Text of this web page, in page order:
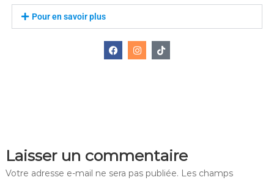
Pour en savoir plus
Laisser un commentaire
Votre adresse e-mail ne sera pas publiée. Les champs